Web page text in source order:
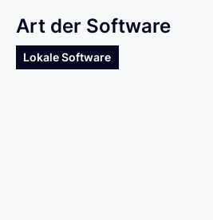
Art der Software
Lokale Software